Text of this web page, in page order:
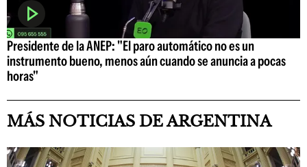
Presidente de la ANEP: "El paro automático no es un
instrumento bueno, menos aún cuando se anuncia a pocas
horas"
MÁS NOTICIAS DE ARGENTINA